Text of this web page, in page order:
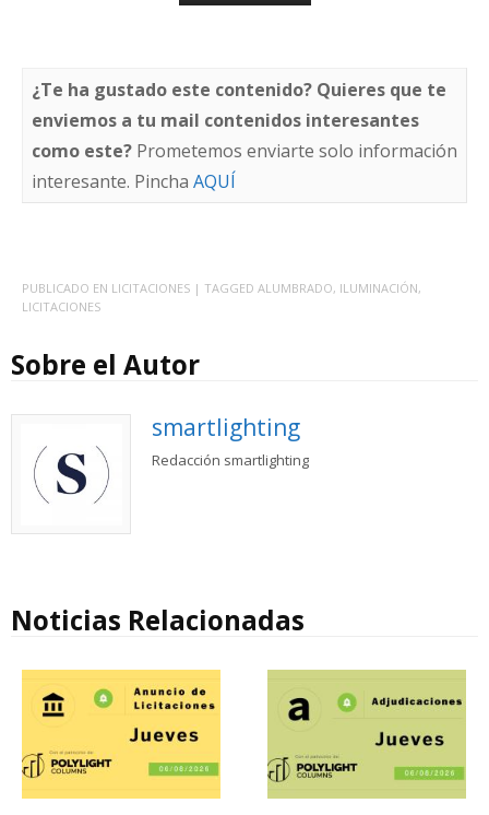
¿Te ha gustado este contenido? Quieres que te
enviemos a tu mail contenidos interesantes
como este? Prometemos enviarte solo información
interesante. Pincha AQUÍ
PUBLICADO EN LICITACIONES | TAGGED ALUMBRADO, ILUMINACIÓN,
LICITACIONES
Sobre el Autor
smartlighting
Redacción smartlighting
Noticias Relacionadas